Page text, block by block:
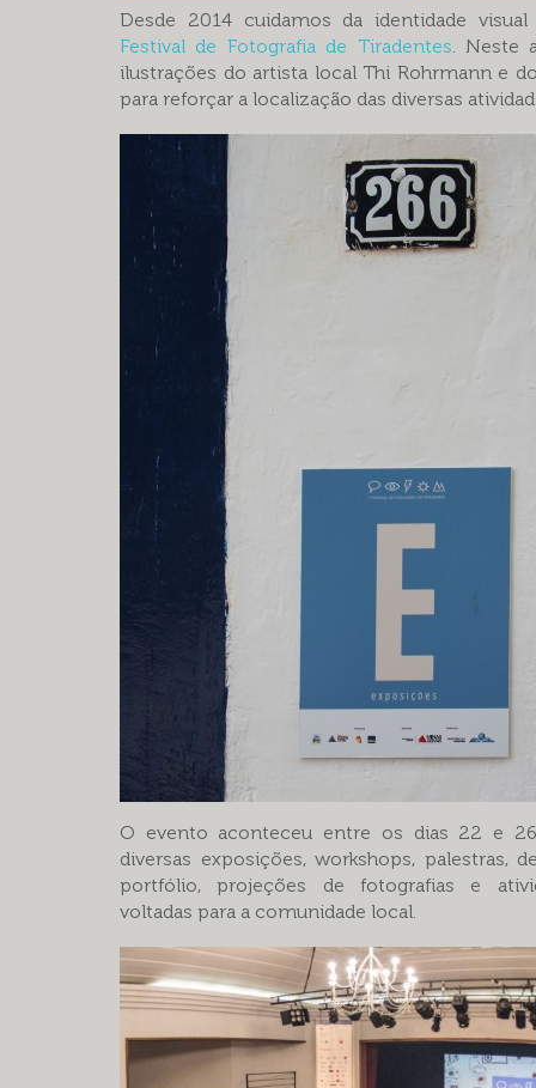
Desde 2014 cuidamos da identidade
Festival de Fotografia de Tiradentes. Neste
ilustrações do artista local Thi Rohrmann e
para reforçar a localização das diversas
O evento aconteceu entre os dias 22 e
diversas exposições, workshops, palestras,
portfólio, projeções de fotografias e
voltadas para a comunidade local.